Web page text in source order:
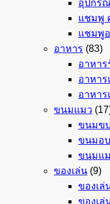
อุปกร
แชมพู
แชมพู
อาหาร (83)
อาหา
อาหาร
อาหาร
ขนมแมว
ขนมข
ขนมอ
ขนมแม
ของเล่น (9)
ของเล่
ของเล่